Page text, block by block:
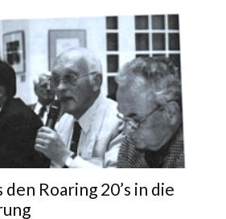
Roaring 20’s in die